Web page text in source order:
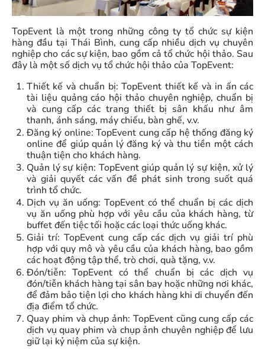
TopEvent là một trong những công ty tổ chức sự kiện
hàng đầu tại Thái Bình, cung cấp nhiều dịch vụ chuyên
nghiệp cho các sự kiện, bao gồm cả tổ chức hội thảo. Sau
đây là một số dịch vụ tổ chức hội thảo của TopEvent:
Thiết kế và chuẩn bị: TopEvent thiết kế và in ấn các
tài liệu quảng cáo hội thảo chuyên nghiệp, chuẩn bị
và cung cấp các trang thiết bị sân khấu như âm
thanh, ánh sáng, máy chiếu, bàn ghế, v.v.
Đăng ký online: TopEvent cung cấp hệ thống đăng ký
online để giúp quản lý đăng ký và thu tiền một cách
thuận tiện cho khách hàng.
Quản lý sự kiện: TopEvent giúp quản lý sự kiện, xử lý
và giải quyết các vấn đề phát sinh trong suốt quá
trình tổ chức.
Dịch vụ ăn uống: TopEvent có thể chuẩn bị các dịch
vụ ăn uống phù hợp với yêu cầu của khách hàng, từ
buffet đến tiệc tối hoặc các loại thức uống khác.
Giải trí: TopEvent cung cấp các dịch vụ giải trí phù
hợp với quy mô và yêu cầu của khách hàng, bao gồm
các hoạt động tập thể, trò chơi, quà tặng, v.v.
Đón/tiễn: TopEvent có thể chuẩn bị các dịch vụ
đón/tiễn khách hàng tại sân bay hoặc những nơi khác,
để đảm bảo tiện lợi cho khách hàng khi di chuyển đến
địa điểm tổ chức.
Quay phim và chụp ảnh: TopEvent cũng cung cấp các
dịch vụ quay phim và chụp ảnh chuyên nghiệp để lưu
giữ lại kỷ niệm của sự kiện.